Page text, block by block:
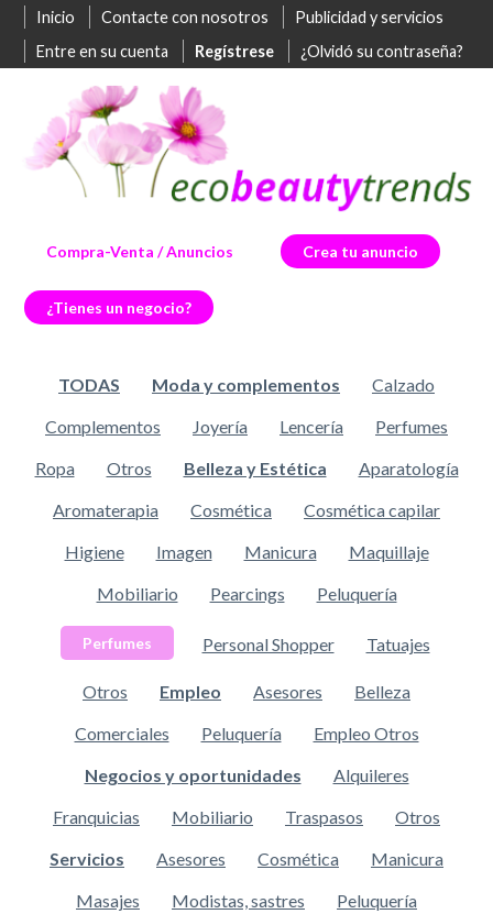
Inicio Contacte con nosotros
Publicidad y servicios
Entre en su cuenta
Regístrese ¿Olvidó su contraseña?
Compra-Venta / Anuncios Crea tu anuncio
¿Tienes un negocio?
TODAS Moda y complementos
Calzado
Complementos
Joyería Lencería
Perfumes
Ropa
Otros Belleza y Estética
Aparatología
Aromaterapia
Cosmética
Cosmética capilar
Higiene
Imagen Manicura
Maquillaje
Mobiliario
Pearcings Peluquería
Perfumes Personal Shopper Tatuajes
Otros Empleo Asesores
Belleza
Comerciales
Peluquería
Empleo Otros
Negocios y oportunidades
Alquileres
Franquicias
Mobiliario Traspasos
Otros
Servicios
Asesores Cosmética
Manicura
Masajes
Modistas, sastres
Peluquería